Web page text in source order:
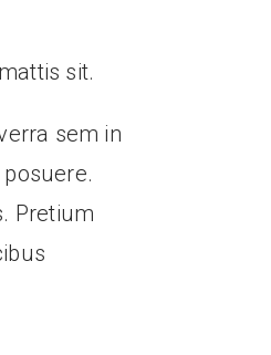
sit.
sem in
Pretium